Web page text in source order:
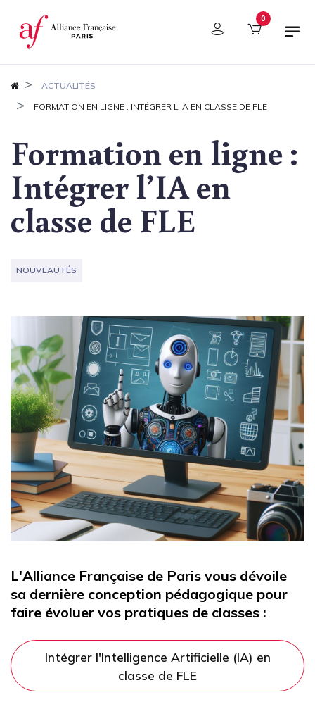
Panneau de gestion des cookies 0
ACTUALITÉS
FORMATION EN LIGNE : INTÉGRER L’IA EN CLASSE DE FLE
Formation en ligne :
Intégrer l’IA en
classe de FLE
NOUVEAUTÉS
L'Alliance Française de Paris vous dévoile
sa dernière conception pédagogique pour
faire évoluer vos pratiques de classes :
Intégrer l'Intelligence Artificielle (IA) en
classe de FLE